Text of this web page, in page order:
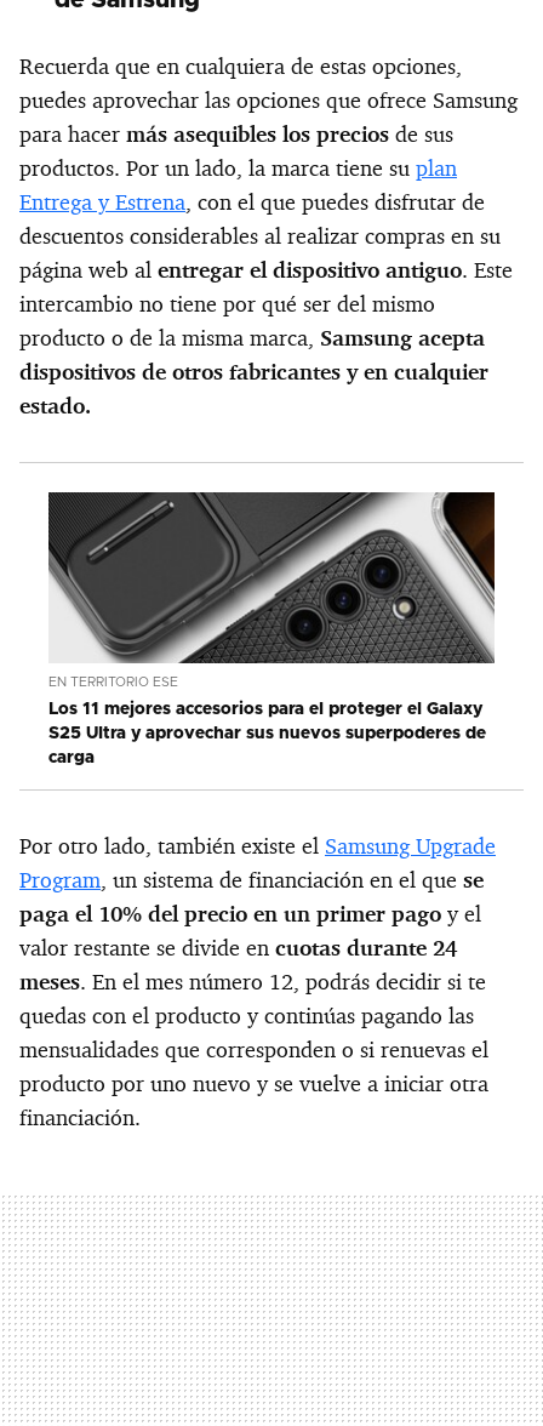
Recuerda que en cualquiera de estas opciones,
puedes aprovechar las opciones que ofrece Samsung
para hacer más asequibles los precios de sus
productos. Por un lado, la marca tiene su plan
Entrega y Estrena, con el que puedes disfrutar de
descuentos considerables al realizar compras en su
página web al entregar el dispositivo antiguo. Este
intercambio no tiene por qué ser del mismo
producto o de la misma marca, Samsung acepta
dispositivos de otros fabricantes y en cualquier
estado.
EN TERRITORIO ESE
Los 11 mejores accesorios para el proteger el Galaxy
S25 Ultra y aprovechar sus nuevos superpoderes de
carga
Por otro lado, también existe el Samsung Upgrade
Program, un sistema de financiación en el que se
paga el 10% del precio en un primer pago y el
valor restante se divide en cuotas durante 24
meses. En el mes número 12, podrás decidir si te
quedas con el producto y continúas pagando las
mensualidades que corresponden o si renuevas el
producto por uno nuevo y se vuelve a iniciar otra
financiación.